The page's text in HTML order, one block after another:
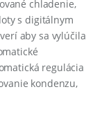
chladenie,
s digitálnym
aby sa vylúčila
regulácia
kondenzu,